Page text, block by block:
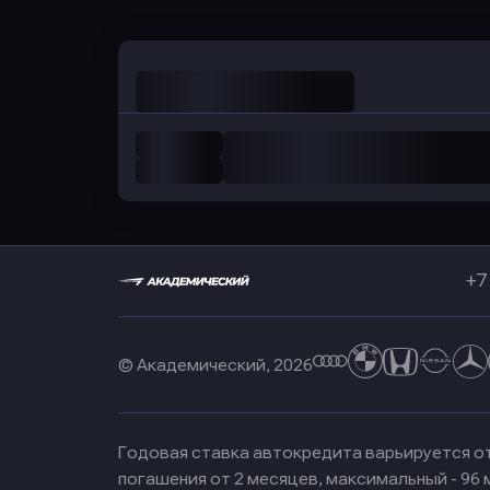
© Академический, 2026
Годовая ставка автокредита варьируется
погашения от 2 месяцев, максимальный -